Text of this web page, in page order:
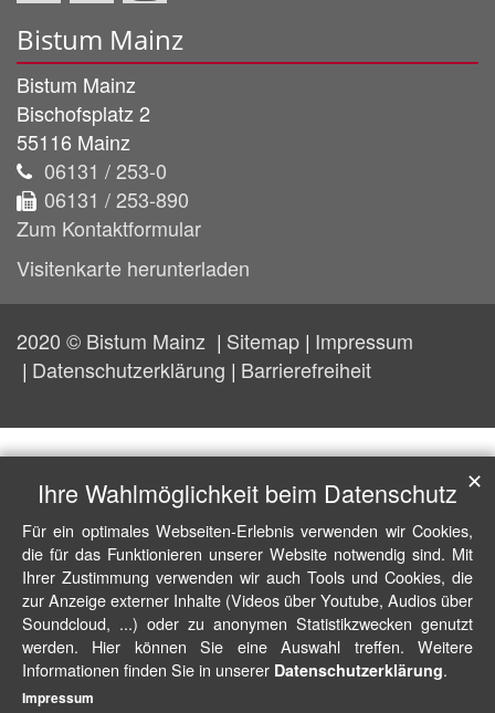
Bistum Mainz
Bistum Mainz
Bischofsplatz 2
55116 Mainz
06131 / 253-0
06131 / 253-890
Zum Kontaktformular
Visitenkarte herunterladen
2020 © Bistum Mainz Sitemap Impressum
Datenschutzerklärung
Barrierefreiheit
Ihre Wahlmöglichkeit beim Datenschutz
Für ein optimales Webseiten-Erlebnis verwenden wir Cookies,
die für das Funktionieren unserer Website notwendig sind. Mit
Ihrer Zustimmung verwenden wir auch Tools und Cookies, die
zur Anzeige externer Inhalte (Videos über Youtube, Audios über
Soundcloud, ...) oder zu anonymen Statistikzwecken genutzt
werden. Hier können Sie eine Auswahl treffen. Weitere
Informationen finden Sie in unserer Datenschutzerklärung.
✕
Impressum